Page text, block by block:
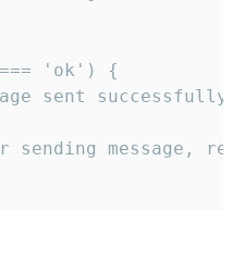
'ok') {
sent
sending message,